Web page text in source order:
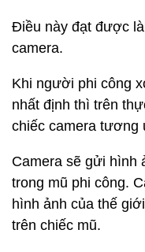
Điều này đạt được
camera.
Khi người phi công
nhất định thì trên
chiếc camera tương
Camera sẽ gửi hình
trong mũ phi công.
hình ảnh của thế
trên chiếc mũ.